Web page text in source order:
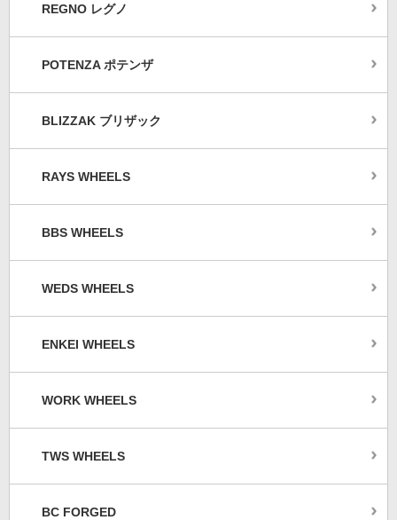
REGNO レグノ
POTENZA ポテンザ
BLIZZAK ブリザック
RAYS WHEELS
BBS WHEELS
WEDS WHEELS
ENKEI WHEELS
WORK WHEELS
TWS WHEELS
BC FORGED